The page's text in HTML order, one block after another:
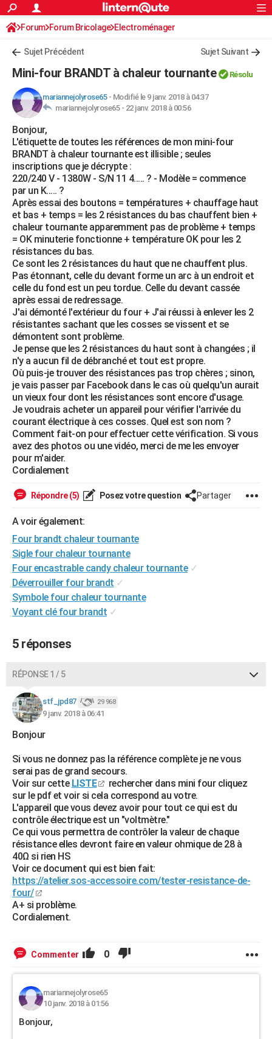
ACTUALITÉS
Politique
Société
Faits Divers
Education
Monde
Villes
+
FINANCE
Retraite
Impôts
Epargne
Immobilier
Risques naturels par ville
Banque
Assurance
Crédit
AUTO
Essais
Réserver un essai
Citadines
Berlines
SUV
Forum auto
+HIGH-TECH
Mobiles
Meilleur smartphone
Internet
Ordinateurs
Jeux vidéo
Guide high-tech
+BRICOLAGE
Forum
Aménagement intérieur
Extérieur
Cuisine
Salle de bains
Jardinage
Rangement
WEEK-END
Guides de France
Escapades
Patrimoine
Expositions
Musées
Week-end nature
LIFESTYLE
Art de vivre
Bien-être
Loisirs
Mode
Modes de vie
SANTE
Alimentation
Guide de la santé
Maladies
Médicaments
Sommeil
VOYAGE
Destinations
City break
Voyage nature
Voyage de noces
Forum
Climat
+PHOTO
GUIDES D'ACHAT
BONS PLANS
CARTE DE VOEUX
Carte de Noël
Carte Bonne année
Carte Saint-Valentin
Carte Pâques
Carte d'anniversaire
DICTIONNAIRE
Dictionnaire
Biographies
Citations
Expressions
Proverbes
PROGRAMME TV
COPAINS D'AVANT
S'inscrire
Se connecter
Lycées
Collèges
Primaires
Universités
Entreprises
Service militaire
Avis de recherche
AVIS DE DÉCÈS
S'inscrire
Connexion
Forum Forum Bricolage Electroménager
Sujet Précédent Sujet Suivant
Mini-four BRANDT à chaleur tournante Résolu
mariannejolyrose65- Modifié le 9 janv. 2018 à 04:37
mariannejolyrose65 - 22 janv. 2018 à 00:56
Bonjour,
L'étiquette de toutes les références de mon mini-four
BRANDT à chaleur tournante est illisible ; seules
inscriptions que je décrypte :
220/240 V - 1380W - S/N 11 4..... ? - Modèle = commence
par un K..... ?
Après essai des boutons = températures + chauffage haut
et bas + temps = les 2 résistances du bas chauffent bien +
chaleur tournante apparemment pas de problème + temps
= OK minuterie fonctionne + température OK pour les 2
résistances du bas.
Ce sont les 2 résistances du haut que ne chauffent plus.
Pas étonnant, celle du devant forme un arc à un endroit et
celle du fond est un peu tordue. Celle du devant cassée
après essai de redressage.
J'ai démonté l'extérieur du four + J'ai réussi à enlever les 2
résistantes sachant que les cosses se vissent et se
démontent sont problème.
Je pense que les 2 résistances du haut sont à changées ; il
n'y a aucun fil de débranché et tout est propre.
Où puis-je trouver des résistances pas trop chères ; sinon,
je vais passer par Facebook dans le cas où quelqu'un aurait
un vieux four dont les résistances sont encore d'usage.
Je voudrais acheter un appareil pour vérifier l'arrivée du
courant électrique à ces cosses. Quel est son nom ?
Comment fait-on pour effectuer cette vérification. Si vous
avez des photos ou une vidéo, merci de me les envoyer
pour m'aider.
Cordialement
Répondre (5) Posez votre question Partager
A voir également:
Four brandt chaleur tournante
Sigle four chaleur tournante
Four encastrable candy chaleur tournante ✓
Déverrouiller four brandt ✓
Symbole four chaleur tournante
Voyant clé four brandt ✓
5 réponses
RÉPONSE 1 / 5
stf_jpd87 29 968
9 janv. 2018 à 06:41
Bonjour
Si vous ne donnez pas la référence complète je ne vous
serai pas de grand secours.
Voir sur cette LISTE
rechercher dans mini four cliquez
sur le pdf et voir si cela correspond au votre.
L'appareil que vous devez avoir pour tout ce qui est du
contrôle électrique est un "voltmètre."
Ce qui vous permettra de contrôler la valeur de chaque
résistance elles devront faire en valeur ohmique de 28 à
40Ω si rien HS
Voir ce document qui est bien fait:
https://atelier.sos-accessoire.com/tester-resistance-de-
four/
A+ si problème.
Cordialement.
Commenter 0
mariannejolyrose65
10 janv. 2018 à 01:56
Bonjour,